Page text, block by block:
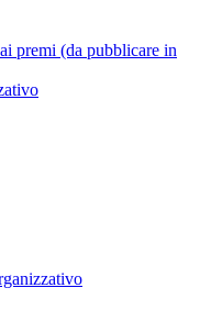
premi (da pubblicare in